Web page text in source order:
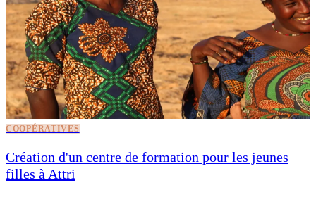
COOPÉRATIVES
Création d'un centre de formation pour les jeunes
filles à Attri